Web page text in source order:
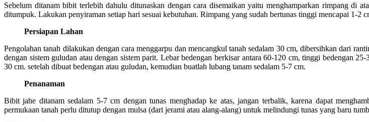
Sebelum ditanam bibit terlebih dahulu ditunaskan dengan cara disemaikan yaitu menghamparkan rimpang di
ditumpuk. Lakukan penyiraman setiap hari sesuai kebutuhan. Rimpang yang sudah bertunas tinggi mencapai 1-2
Persiapan Lahan
Pengolahan tanah dilakukan dengan cara menggarpu dan mencangkul tanah sedalam 30 cm, dibersihkan dari
dengan sistem guludan atau dengan sistem parit. Lebar bedengan berkisar antara 60-120 cm, tinggi bedengan
30 cm. setelah dibuat bedengan atau guludan, kemudian buatlah lubang tanam sedalam 5-7 cm.
Penanaman
Bibit jahe ditanam sedalam 5-7 cm dengan tunas menghadap ke atas, jangan terbalik, karena dapat
permukaan tanah perlu ditutup dengan mulsa (dari jerami atau alang-alang) untuk melindungi tunas yang baru